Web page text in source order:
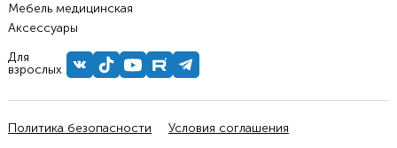
Мебель медицинская
Аксессуары
Для
взрослых
Политика безопасности
Условия соглашения